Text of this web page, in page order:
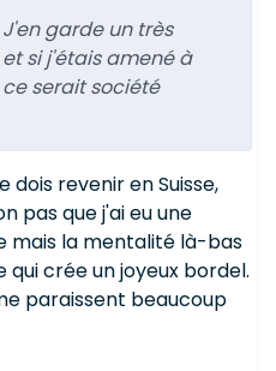
J'en garde un très
si j'étais amené à
serait société
dois revenir en Suisse,
pas que j'ai eu une
mais la mentalité là-bas
qui crée un joyeux bordel.
paraissent beaucoup